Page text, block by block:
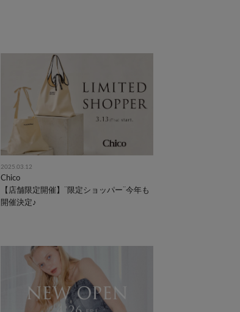
2025.03.12
Chico
【店舗限定開催】¨限定ショッパー¨今年も
開催決定♪